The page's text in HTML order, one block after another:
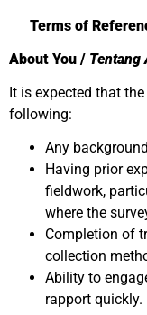
Terms of
About You / Tentang
It is expected that
following:
Any
Having prior
fieldwork,
where the
Completion of
collection
Ability to
rapport quickly.